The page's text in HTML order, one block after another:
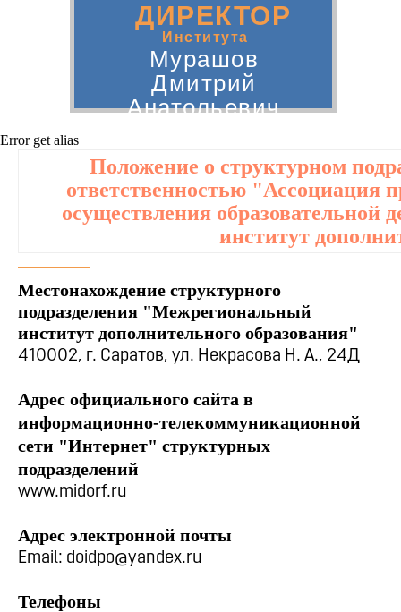
ДИРЕКТОР
Института
Мурашов
Дмитрий
Анатольевич
Error get alias
Положение о структурном
ответственностью "Ассоциация
осуществления
институт
Местонахождение структурного
подразделения "Межрегиональный
институт дополнительного образования"
410002, г. Саратов, ул. Некрасова Н. А., 24Д
Адрес официального сайта в
информационно-телекоммуникационной
сети "Интернет" структурных
подразделений
www.midorf.ru
Адрес электронной почты
Email: doidpo@yandex.ru
Телефоны